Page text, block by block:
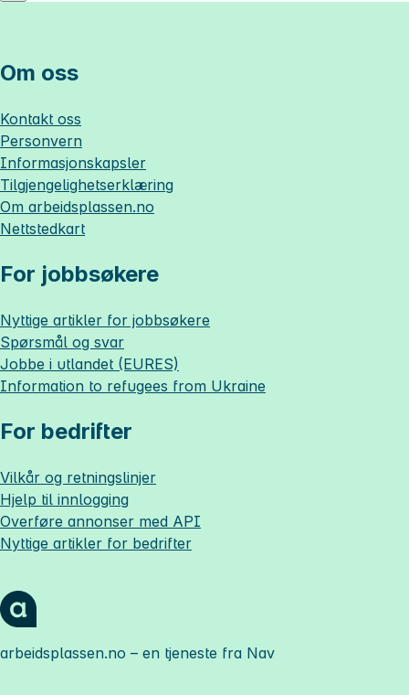
Om oss
Kontakt oss
Personvern
Informasjonskapsler
Tilgjengelighetserklæring
Om arbeidsplassen.no
Nettstedkart
For jobbsøkere
Nyttige artikler for jobbsøkere
Spørsmål og svar
Jobbe i utlandet (EURES)
Information to refugees from Ukraine
For bedrifter
Vilkår og retningslinjer
Hjelp til innlogging
Overføre annonser med API
Nyttige artikler for bedrifter
arbeidsplassen.no – en tjeneste fra Nav